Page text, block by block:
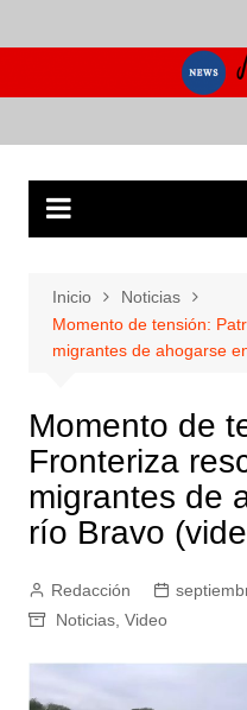
al
Inicio
Noticias
Momento de tensión:
migrantes de ahogarse
Momento de
Fronteriza
migrantes de
río Bravo
Redacción
Noticias, Video